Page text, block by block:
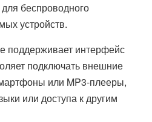
беспроводного
устройств.
поддерживает интерфейс
подключать внешние
или MP3-плееры,
или доступа к другим